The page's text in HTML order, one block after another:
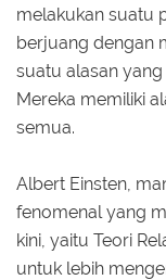
melakukan suatu
berjuang dengan
suatu alasan
Mereka memiliki
semua.
Albert Einsten,
fenomenal yang
kini, yaitu Teori
untuk lebih